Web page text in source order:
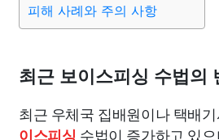
종교 사회 정치 건강 의료
부동산 외국어 교육 교통 생
피해 사례와 주의 사항
최근 보이스피싱 수법의
최근 우체국 집배원이나 택배
이스피싱 수법이 증가하고 있